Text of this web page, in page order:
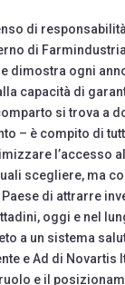
di
di
dimostra ogni
capacità di
si trova a
– è compito di
l’accesso
scegliere, ma
di attrarre
oggi e nel
a un sistema
e Ad di Novartis
e il